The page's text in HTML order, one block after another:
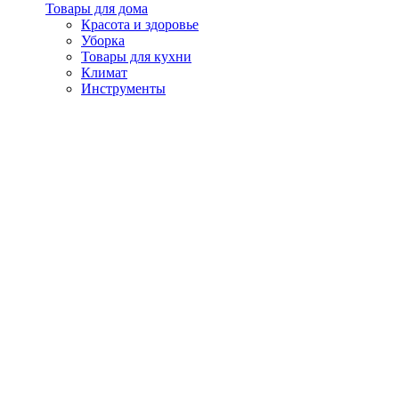
Товары для дома
Красота и здоровье
Уборка
Товары для кухни
Климат
Инструменты